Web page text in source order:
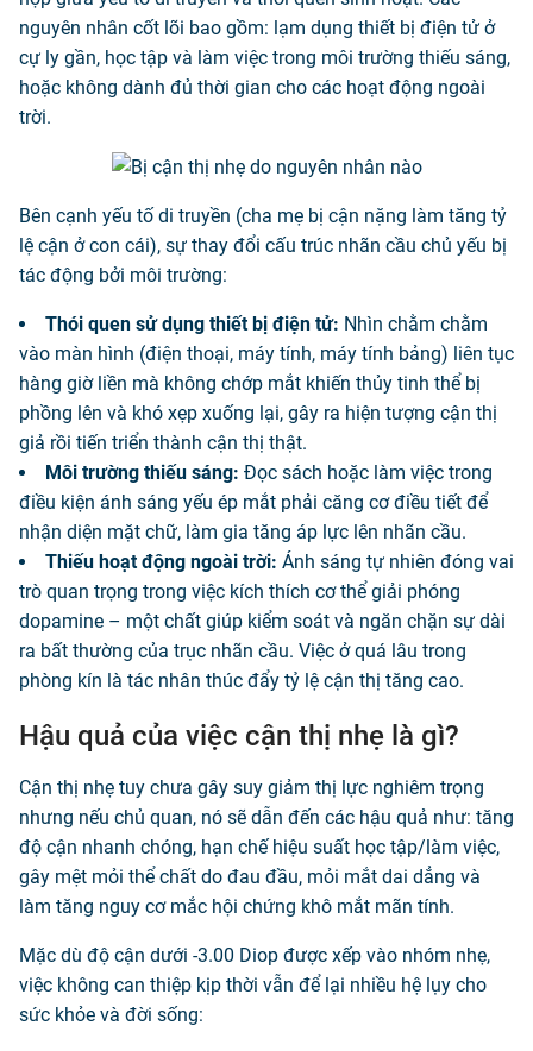
nguyên nhân cốt lõi bao gồm: lạm dụng thiết bị điện tử ở
cự ly gần, học tập và làm việc trong môi trường thiếu sáng,
hoặc không dành đủ thời gian cho các hoạt động ngoài
trời.
Bên cạnh yếu tố di truyền (cha mẹ bị cận nặng làm tăng tỷ
lệ cận ở con cái), sự thay đổi cấu trúc nhãn cầu chủ yếu bị
tác động bởi môi trường:
Thói quen sử dụng thiết bị điện tử: Nhìn chằm chằm
vào màn hình (điện thoại, máy tính, máy tính bảng) liên tục
hàng giờ liền mà không chớp mắt khiến thủy tinh thể bị
phồng lên và khó xẹp xuống lại, gây ra hiện tượng cận thị
giả rồi tiến triển thành cận thị thật.
Môi trường thiếu sáng: Đọc sách hoặc làm việc trong
điều kiện ánh sáng yếu ép mắt phải căng cơ điều tiết để
nhận diện mặt chữ, làm gia tăng áp lực lên nhãn cầu.
Thiếu hoạt động ngoài trời: Ánh sáng tự nhiên đóng vai
trò quan trọng trong việc kích thích cơ thể giải phóng
dopamine – một chất giúp kiểm soát và ngăn chặn sự dài
ra bất thường của trục nhãn cầu. Việc ở quá lâu trong
phòng kín là tác nhân thúc đẩy tỷ lệ cận thị tăng cao.
Hậu quả của việc cận thị nhẹ là gì?
Cận thị nhẹ tuy chưa gây suy giảm thị lực nghiêm trọng
nhưng nếu chủ quan, nó sẽ dẫn đến các hậu quả như: tăng
độ cận nhanh chóng, hạn chế hiệu suất học tập/làm việc,
gây mệt mỏi thể chất do đau đầu, mỏi mắt dai dẳng và
làm tăng nguy cơ mắc hội chứng khô mắt mãn tính.
Mặc dù độ cận dưới -3.00 Diop được xếp vào nhóm nhẹ,
việc không can thiệp kịp thời vẫn để lại nhiều hệ lụy cho
sức khỏe và đời sống: